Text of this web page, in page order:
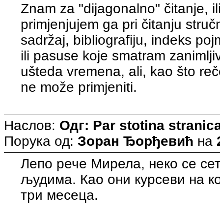
Znam za "dijagonalno" čitanje,
primjenjujem ga pri čitanju
sadržaj, bibliografiju, indeks
ili pasuse koje smatram
ušteda vremena, ali, kao što
ne može primjeniti.
Наслов: Одг: Par stotina
Порука од: Зоран Ђорђевић на
Лепо рече Мирела, неко се
људима. Као они курсеви на
три месеца.